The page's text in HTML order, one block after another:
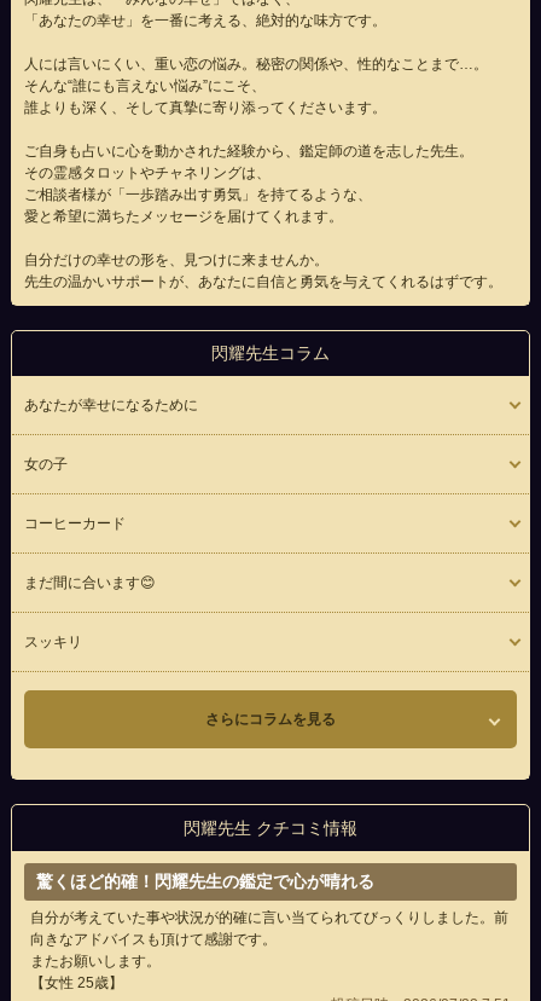
「あなたの幸せ」を一番に考える、絶対的な味方です。
人には言いにくい、重い恋の悩み。秘密の関係や、性的なことまで…。
そんな“誰にも言えない悩み”にこそ、
誰よりも深く、そして真摯に寄り添ってくださいます。
ご自身も占いに心を動かされた経験から、鑑定師の道を志した先生。
その霊感タロットやチャネリングは、
ご相談者様が「一歩踏み出す勇気」を持てるような、
愛と希望に満ちたメッセージを届けてくれます。
自分だけの幸せの形を、見つけに来ませんか。
先生の温かいサポートが、あなたに自信と勇気を与えてくれるはずです。
閃耀先生コラム
あなたが幸せになるために
女の子
コーヒーカード
まだ間に合います😊
スッキリ
さらにコラムを見る
閃耀先生 クチコミ情報
驚くほど的確！閃耀先生の鑑定で心が晴れる
自分が考えていた事や状況が的確に言い当てられてびっくりしました。前
向きなアドバイスも頂けて感謝です。
またお願いします。
【女性 25歳】